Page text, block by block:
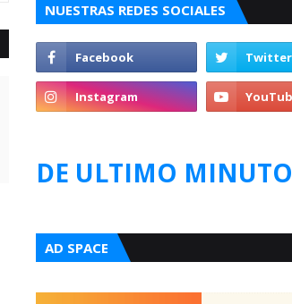
NUESTRAS REDES SOCIALES
DE ULTIMO MINUTO
AD SPACE